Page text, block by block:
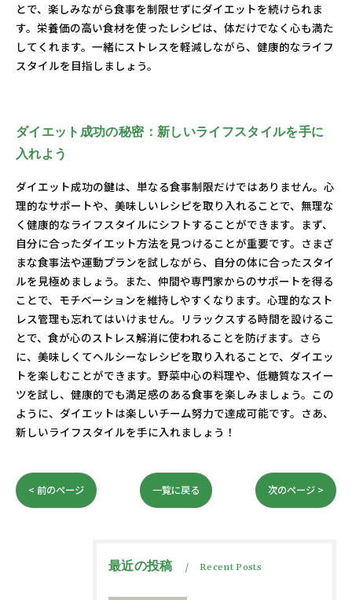
とで、楽しみながら食事を制限せずにダイエットを続けられま
す。栄養価の高い食材を使ったレシピは、体だけでなく心も満た
してくれます。一緒にストレスを軽減しながら、健康的なライフ
スタイルを目指しましょう。
ダイエット成功の秘密：新しいライフスタイルを手に
入れよう
ダイエット成功の鍵は、単なる食事制限だけではありません。心
理的なサポートや、美味しいレシピを取り入れることで、無理な
く健康的なライフスタイルにシフトすることができます。まず、
自分に合ったダイエット方法を見つけることが重要です。さまざ
まな食事法や運動プランを試しながら、自分の体に合ったスタイ
ルを見極めましょう。また、仲間や専門家からのサポートを得る
ことで、モチベーションを維持しやすくなります。心理的なスト
レス管理も忘れてはいけません。リラックスする時間を設けるこ
とで、食が心のストレス解消に使われることを防げます。さら
に、美味しくてヘルシーなレシピを取り入れることで、ダイエッ
トを楽しむことができます。野菜中心の料理や、低糖質なスイー
ツを試し、健康的でも満足感のある食事を楽しみましょう。この
ように、ダイエットは楽しいチーム努力で達成可能です。さあ、
新しいライフスタイルを手に入れましょう！
< 前のページ 一覧に戻る 次のページ >
最近の投稿 Recent Posts